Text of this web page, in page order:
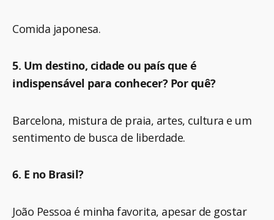
Comida japonesa.
5. Um destino, cidade ou país que é
indispensável para conhecer? Por quê?
Barcelona, mistura de praia, artes, cultura e um
sentimento de busca de liberdade.
6. E no Brasil?
João Pessoa é minha favorita, apesar de gostar